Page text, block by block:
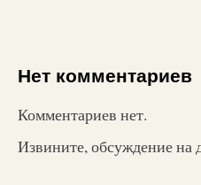
Нет комментариев
Комментариев нет.
Извините, обсуждение на